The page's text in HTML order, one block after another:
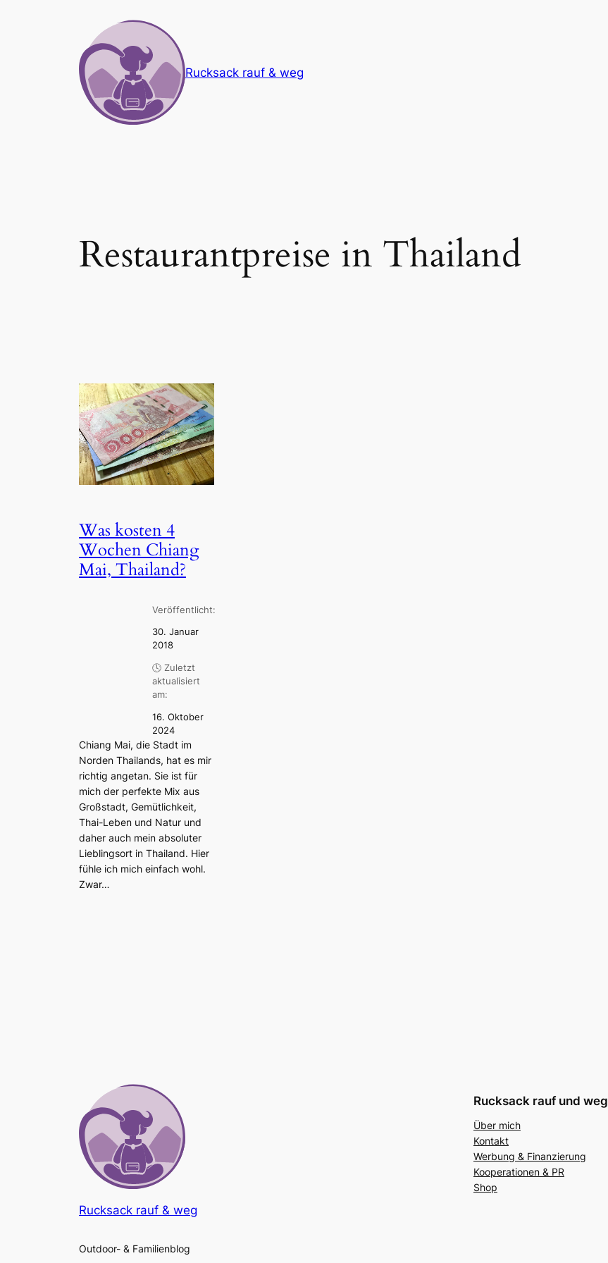
Rucksack rauf & weg
Restaurantpreise in Thailand
Was kosten 4
Wochen Chiang
Mai, Thailand?
Veröffentlicht:
30. Januar
2018
🕓 Zuletzt
aktualisiert
am:
16. Oktober
2024
Chiang Mai, die Stadt im
Norden Thailands, hat es mir
richtig angetan. Sie ist für
mich der perfekte Mix aus
Großstadt, Gemütlichkeit,
Thai-Leben und Natur und
daher auch mein absoluter
Lieblingsort in Thailand. Hier
fühle ich mich einfach wohl.
Zwar…
Rucksack rauf & weg
Outdoor- & Familienblog
Rucksack rauf und weg
Über mich
Kontakt
Werbung & Finanzierung
Kooperationen & PR
Shop